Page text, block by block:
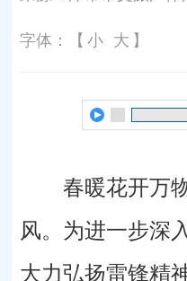
字体：【 小 大 】
春暖花开万
风。为进一步深
大力弘扬雷锋精